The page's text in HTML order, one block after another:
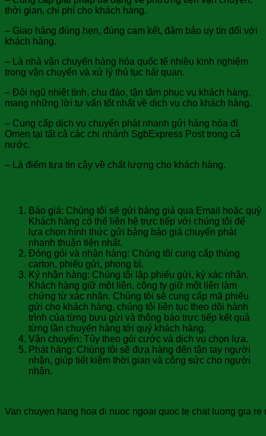
thời gian, chi phí cho khách hàng.
– Giao hàng đúng hẹn, đúng cam kết, đảm bảo uy tín đối với
khách hàng.
– Là nhà vận chuyển hàng hóa quốc tế nhiều kinh nghiệm
trong vận chuyển và xử lý thủ tục hải quan.
– Đội ngũ nhiệt tình, chu đáo, tận tâm phục vụ khách hàng,
mang những lời tư vấn tốt nhất về dịch vụ cho khách hàng.
– Cung cấp dịch vụ chuyển phát nhanh gửi hàng hóa đi
Omen tại tất cả các chi nhánh SgbExpress Post trong cả
nước.
– Là điểm tựa tin cậy về chất lượng cho khách hàng.
Báo giá: Chúng tôi sẽ gửi bảng giá qua Email hoặc quý
Khách hàng có thể liên hệ trực tiếp với chúng tôi để
lựa chọn hình thức gửi bảng báo giá chuyển phát
nhanh thuận tiện nhất.
Đóng gói và nhận hàng: Chúng tôi cung cấp thùng
carton, phiếu gửi, phong bì.
Ký nhận hàng: Chúng tôi lập phiếu gửi, ký xác nhận.
Khách hàng giữ một liên, công ty giữ một liên làm
chứng từ xác nhận. Chúng tôi sẽ cung cấp mã phiếu
gửi cho khách hàng, chúng tôi liên tục theo dõi hành
trình của từng bưu gửi và thông báo trực tiếp kết quả
từng lần chuyển hàng tới quý khách hàng.
Vận chuyển: Tùy theo gói cước và dịch vụ chọn lựa.
Phát hàng: Chúng tôi sẽ đưa hàng đến tận tay người
nhận, giúp tiết kiệm thời gian và công sức cho người
nhận.
Van chuyen hang hoa di nuoc ngoai quoc te chat luong gia re